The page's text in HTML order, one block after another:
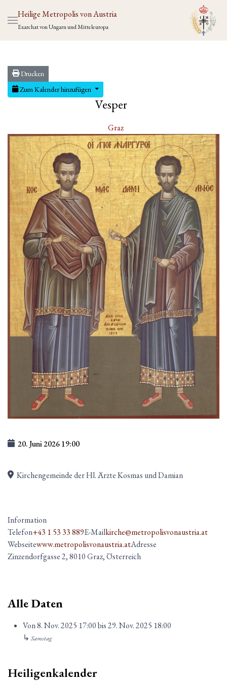
Heilige Metropolis von Austria
Exarchat von Ungarn und Mitteleuropa
Drucken
Zum Kalender hinzufügen
Vesper
Graz
20. Juni 202619:00
Kirchengemeinde der Hl. Ärzte Kosmas und Damian
Information
Telefon+43 1 53 33 889E-Mailkirche@metropolisvonaustria.at
Webseitewww.metropolisvonaustria.atAdresse
Zinzendorfgasse 2, 8010 Graz, Österreich
Alle Daten
Von8. Nov. 2025 17:00bis29. Nov. 2025 18:00
↳ Samstag
Heiligenkalender